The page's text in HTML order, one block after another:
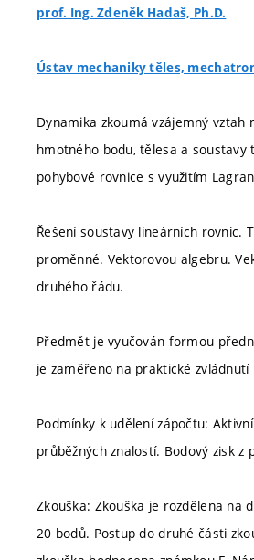
prof. Ing. Zdeněk Hadaš, Ph.D.
Ústav mechaniky těles,
Dynamika zkoumá vzájemný
hmotného bodu, tělesa a soustavy
pohybové rovnice s využitím
Řešení soustavy lineárních
proměnné. Vektorovou algebru.
druhého řádu.
Předmět je vyučován formou
je zaměřeno na praktické
Podmínky k udělení zápočtu:
průběžných znalostí. Bodový zisk
Zkouška: Zkouška je rozdělena na
20 bodů. Postup do druhé části